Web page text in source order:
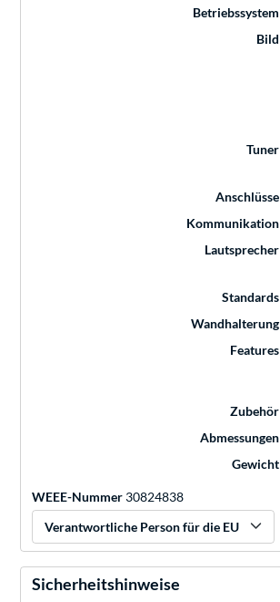
Betriebssystem
Bild
Tuner
Anschlüsse
Kommunikation
Lautsprecher
Standards
Wandhalterung
Features
Zubehör
Abmessungen
Gewicht
WEEE-Nummer 30824838
Verantwortliche Person für die EU
Sicherheitshinweise